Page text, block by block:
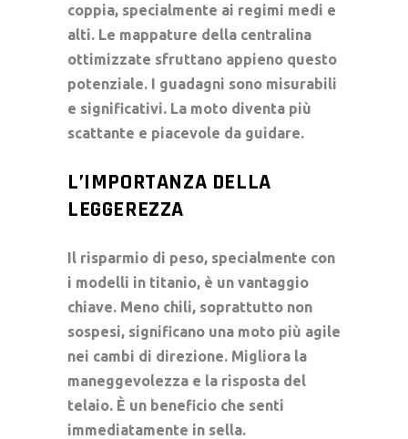
coppia, specialmente ai regimi medi e
alti. Le mappature della centralina
ottimizzate sfruttano appieno questo
potenziale. I guadagni sono misurabili
e significativi. La moto diventa più
scattante e piacevole da guidare.
L’IMPORTANZA DELLA
LEGGEREZZA
Il risparmio di peso, specialmente con
i modelli in titanio, è un vantaggio
chiave. Meno chili, soprattutto non
sospesi, significano una moto più agile
nei cambi di direzione. Migliora la
maneggevolezza e la risposta del
telaio. È un beneficio che senti
immediatamente in sella.